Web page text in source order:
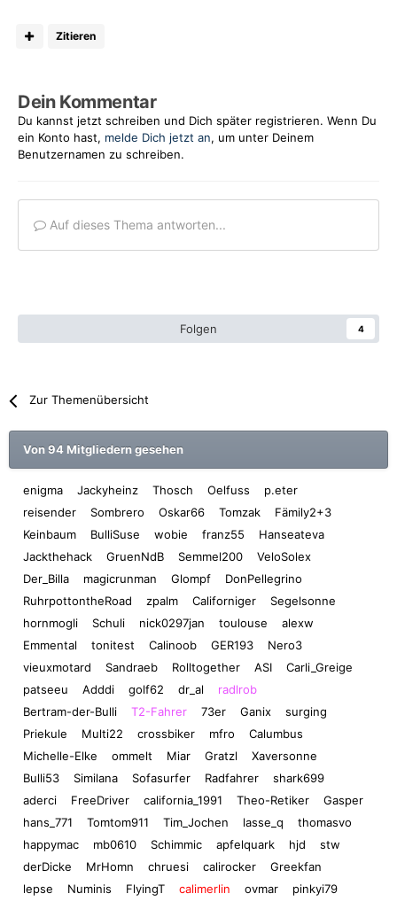
Zitieren
Dein Kommentar
Du kannst jetzt schreiben und Dich später registrieren. Wenn Du
ein Konto hast, melde Dich jetzt an, um unter Deinem
Benutzernamen zu schreiben.
Auf dieses Thema antworten...
Folgen 4
Zur Themenübersicht
Von 94 Mitgliedern gesehen
enigma Jackyheinz Thosch Oelfuss
p.eter
reisender
Sombrero Oskar66 Tomzak
Fämily2+3
Keinbaum
BulliSuse wobie franz55
Hanseateva
Jackthehack
GruenNdB Semmel200
VeloSolex
Der_Billa
magicrunman Glompf
DonPellegrino
RuhrpottontheRoad
zpalm Californiger
Segelsonne
hornmogli
Schuli nick0297jan toulouse
alexw
Emmental
tonitest Calinoob GER193
Nero3
vieuxmotard
Sandraeb Rolltogether ASI
Carli_Greige
patseeu
Adddi golf62 dr_al
radlrob
Bertram-der-Bulli
T2-Fahrer 73er Ganix
surging
Priekule
Multi22 crossbiker mfro
Calumbus
Michelle-Elke
ommelt Miar Gratzl
Xaversonne
Bulli53
Similana Sofasurfer Radfahrer
shark699
aderci
FreeDriver california_1991 Theo-Retiker
Gasper
hans_771
Tomtom911 Tim_Jochen lasse_q
thomasvo
happymac
mb0610 Schimmic apfelquark hjd
stw
derDicke
MrHomn chruesi calirocker
Greekfan
lepse
Numinis FlyingT calimerlin ovmar pinkyi79